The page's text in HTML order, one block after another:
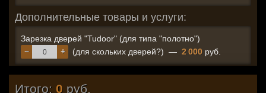
Дополнительные товары и услуги:
Зарезка дверей "Tudoor" (для типа "полотно")
+
− (для скольких дверей?) — 2 000 руб.
Итого: 0 руб.